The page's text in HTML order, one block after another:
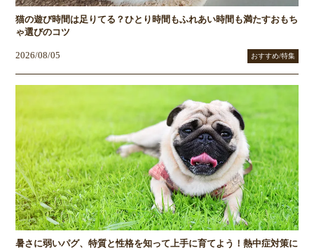
猫の遊び時間は足りてる？ひとり時間もふれあい時間も満たすおもち
ゃ選びのコツ
2026/08/05 おすすめ/特集
暑さに弱いパグ、特質と性格を知って上手に育てよう！熱中症対策に